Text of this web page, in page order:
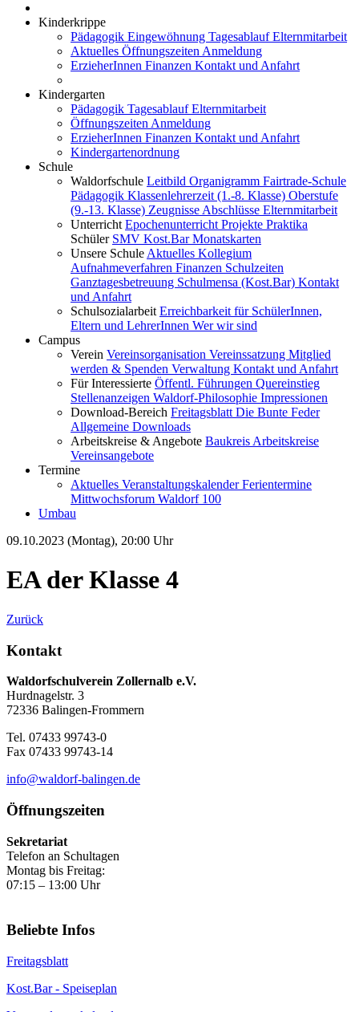
Kinderkrippe
Pädagogik Eingewöhnung TagesablaufElternmitarbeit
Aktuelles Öffnungszeiten Anmeldung
ErzieherInnen Finanzen Kontakt und Anfahrt
Kindergarten
Pädagogik TagesablaufElternmitarbeit
Öffnungszeiten Anmeldung
ErzieherInnen Finanzen Kontakt und Anfahrt
Kindergartenordnung
Schule
Waldorfschule Leitbild Organigramm Fairtrade-Schule
Pädagogik Klassenlehrerzeit (1.-8. Klasse) Oberstufe
(9.-13. Klasse) Zeugnisse Abschlüsse Elternmitarbeit
Unterricht Epochenunterricht Projekte Praktika
Schüler SMV Kost.BarMonatskarten
Unsere Schule Aktuelles Kollegium
Aufnahmeverfahren Finanzen Schulzeiten
Ganztagesbetreuung Schulmensa (Kost.Bar) Kontakt
und Anfahrt
Schulsozialarbeit Erreichbarkeit für SchülerInnen,
Eltern und LehrerInnen Wer wir sind
Campus
Verein Vereinsorganisation Vereinssatzung Mitglied
werden & Spenden Verwaltung Kontakt und Anfahrt
Für Interessierte Öffentl. Führungen Quereinstieg
Stellenanzeigen Waldorf-Philosophie Impressionen
Download-Bereich Freitagsblatt Die Bunte Feder
Allgemeine Downloads
Arbeitskreise & Angebote Baukreis Arbeitskreise
Vereinsangebote
Termine
Aktuelles VeranstaltungskalenderFerientermine
Mittwochsforum Waldorf 100
Umbau
09.10.2023 (Montag), 20:00 Uhr
EA der Klasse 4
Zurück
Kontakt
Waldorfschulverein Zollernalb e.V.
Hurdnagelstr. 3
72336 Balingen-Frommern
Tel. 07433 99743-0
Fax 07433 99743-14
info@waldorf-balingen.de
Öffnungszeiten
Sekretariat
Telefon an Schultagen
Montag bis Freitag:
07:15 – 13:00 Uhr
Beliebte Infos
Freitagsblatt
Kost.Bar - Speiseplan